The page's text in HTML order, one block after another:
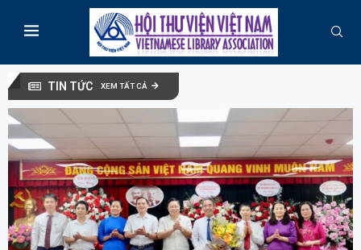
TIN TỨC XEM TẤT CẢ